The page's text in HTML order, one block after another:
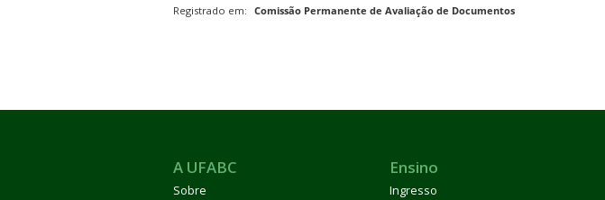
Registrado em: Comissão Permanente de Avaliação de Documentos
A UFABC
Sobre
Ensino
Ingresso